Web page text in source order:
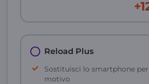
Reload Plus
Sostituisci lo smartphone
motivo